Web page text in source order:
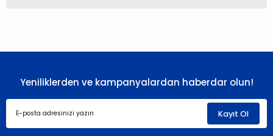
Ürün resmi kalitesiz, bozuk veya görüntülenemiyor.
Yeniliklerden ve kampanyalardan haberdar olun!
Kayıt Ol